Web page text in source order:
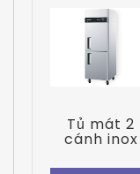
Tủ mát 2
cánh inox